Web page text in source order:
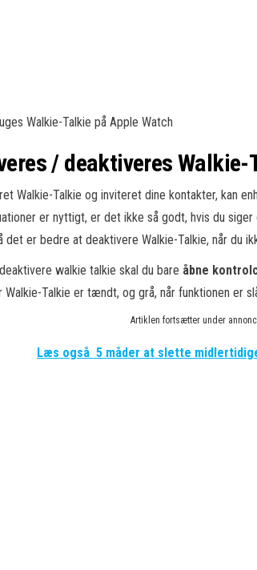
/ deaktiveres Walkie-
Walkie-Talkie og inviteret dine kontakter, kan
er nyttigt, er det ikke så godt, hvis du
det er bedre at deaktivere Walkie-Talkie, når du
walkie talkie skal du bare åbne
Walkie-Talkie er tændt, og grå, når funktionen er
Artiklen fortsætter under
Læs også 5 måder at slette